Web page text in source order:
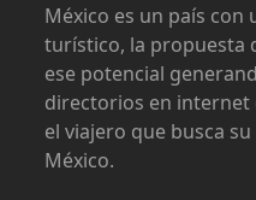
México es un país
turístico, la propuesta
ese potencial
directorios en
el viajero que busca
México.